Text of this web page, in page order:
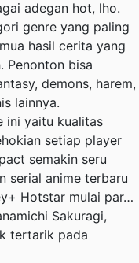
adegan hot, lho.
genre yang paling
hasil cerita yang
Penonton bisa
demons, harem,
lainnya.
ini yaitu kualitas
setiap player
semakin seru
serial anime terbaru
Hotstar mulai par…
Sakuragi,
tertarik pada